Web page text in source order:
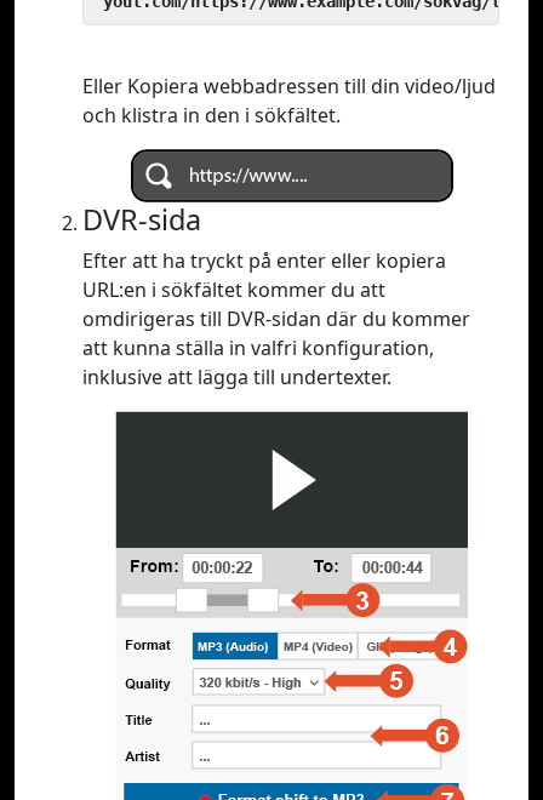
Eller Kopiera webbadressen till din video/ljud
och klistra in den i sökfältet.
DVR-sida
Efter att ha tryckt på enter eller kopiera
URL:en i sökfältet kommer du att
omdirigeras till DVR-sidan där du kommer
att kunna ställa in valfri konfiguration,
inklusive att lägga till undertexter.